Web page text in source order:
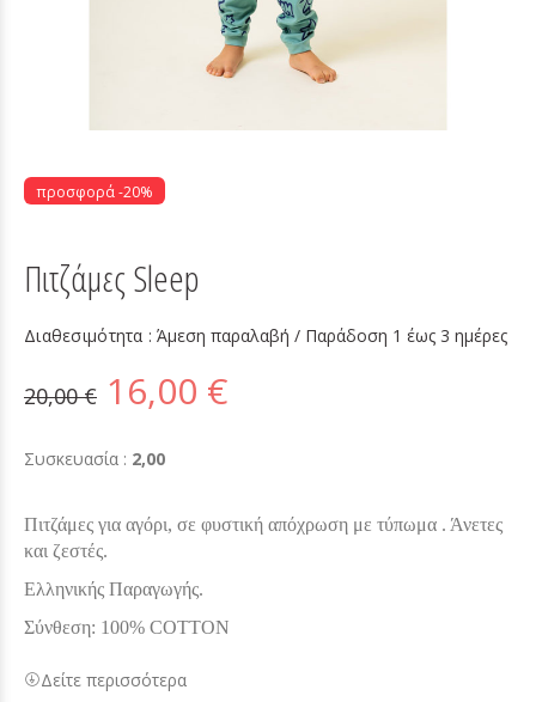
προσφορά -20%
Πιτζάμες Sleep
Διαθεσιμότητα :Άμεση παραλαβή / Παράδoση 1 έως 3 ημέρες
20,00 € 16,00 €
Συσκευασία : 2,00
Πιτζάμες για αγόρι, σε φυστική απόχρωση με τύπωμα . Άνετες
και ζεστές.
Ελληνικής Παραγωγής.
Σύνθεση: 100% COTTON
Δείτε περισσότερα